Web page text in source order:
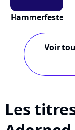
Hammerfeste
Voir
Les